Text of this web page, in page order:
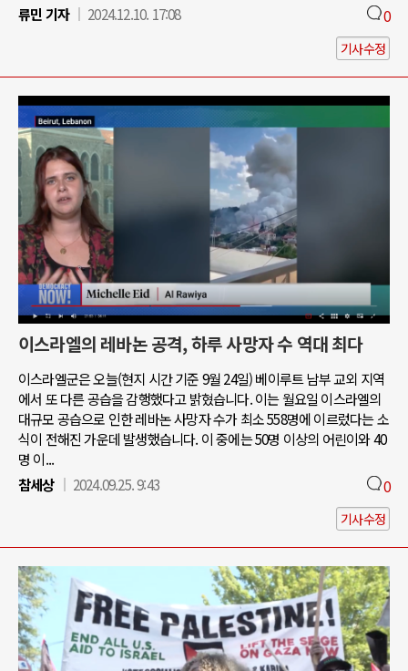
류민 기자
2024.12.10. 17:08 0
기사수정
이스라엘의 레바논 공격, 하루 사망자 수 역대 최다
이스라엘군은 오늘(현지 시간 기준 9월 24일) 베이루트 남부 교외 지역
에서 또 다른 공습을 감행했다고 밝혔습니다. 이는 월요일 이스라엘의
대규모 공습으로 인한 레바논 사망자 수가 최소 558명에 이르렀다는 소
식이 전해진 가운데 발생했습니다. 이 중에는 50명 이상의 어린이와 40
명 이...
참세상
2024.09.25. 9:43 0
기사수정